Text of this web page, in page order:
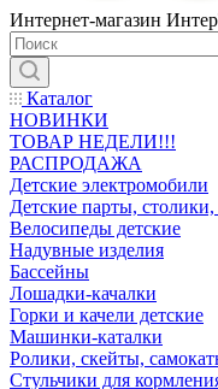
Интернет-магазин
Каталог
НОВИНКИ
ТОВАР НЕДЕЛИ!!!
РАСПРОДАЖА
Детские электромобили
Детские парты,
Велосипеды детские
Надувные изделия
Бассейны
Лошадки-качалки
Горки и качели детские
Машинки-каталки
Ролики, скейты,
Стульчики для